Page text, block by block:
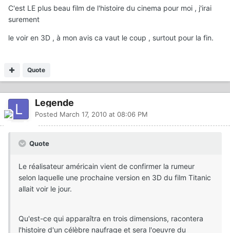
C'est LE plus beau film de l'histoire du cinema pour moi , j'irai
surement
le voir en 3D , à mon avis ca vaut le coup , surtout pour la fin.
Quote
Legende
Posted March 17, 2010 at 08:06 PM
Quote
Le réalisateur américain vient de confirmer la rumeur
selon laquelle une prochaine version en 3D du film Titanic
allait voir le jour.
Qu'est-ce qui apparaîtra en trois dimensions, racontera
l'histoire d'un célèbre naufrage et sera l'oeuvre du